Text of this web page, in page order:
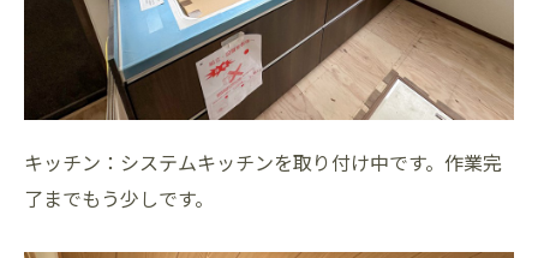
キッチン：システムキッチンを取り付け中です。作業完
了までもう少しです。